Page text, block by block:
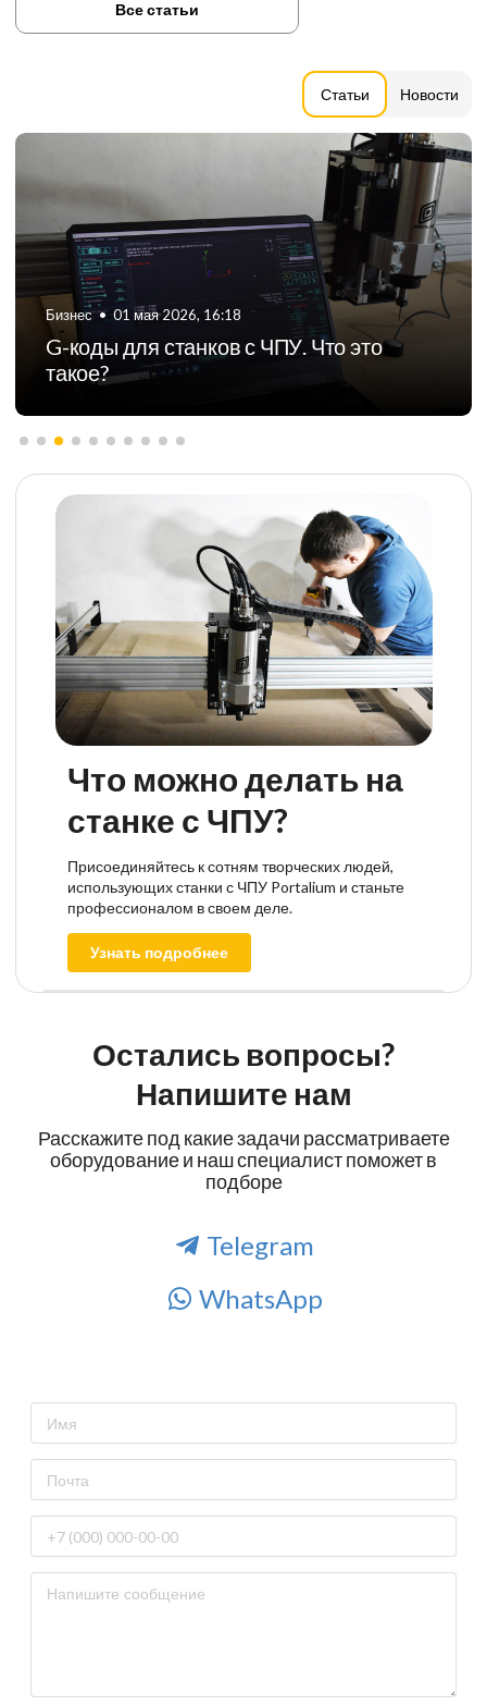
Статьи Новости
Все статьи
Бизнес • 06 августа 2024, 11:21
ТОП-5 российских производителей
фрезерных станков с ЧПУ
Что можно делать на
станке с ЧПУ?
Присоединяйтесь к сотням творческих людей,
использующих станки с ЧПУ Portalium и станьте
профессионалом в своем деле.
Узнать подробнее
Остались вопросы?
Напишите нам
Расскажите под какие задачи рассматриваете
оборудование и наш специалист поможет в
подборе
Telegram
WhatsApp